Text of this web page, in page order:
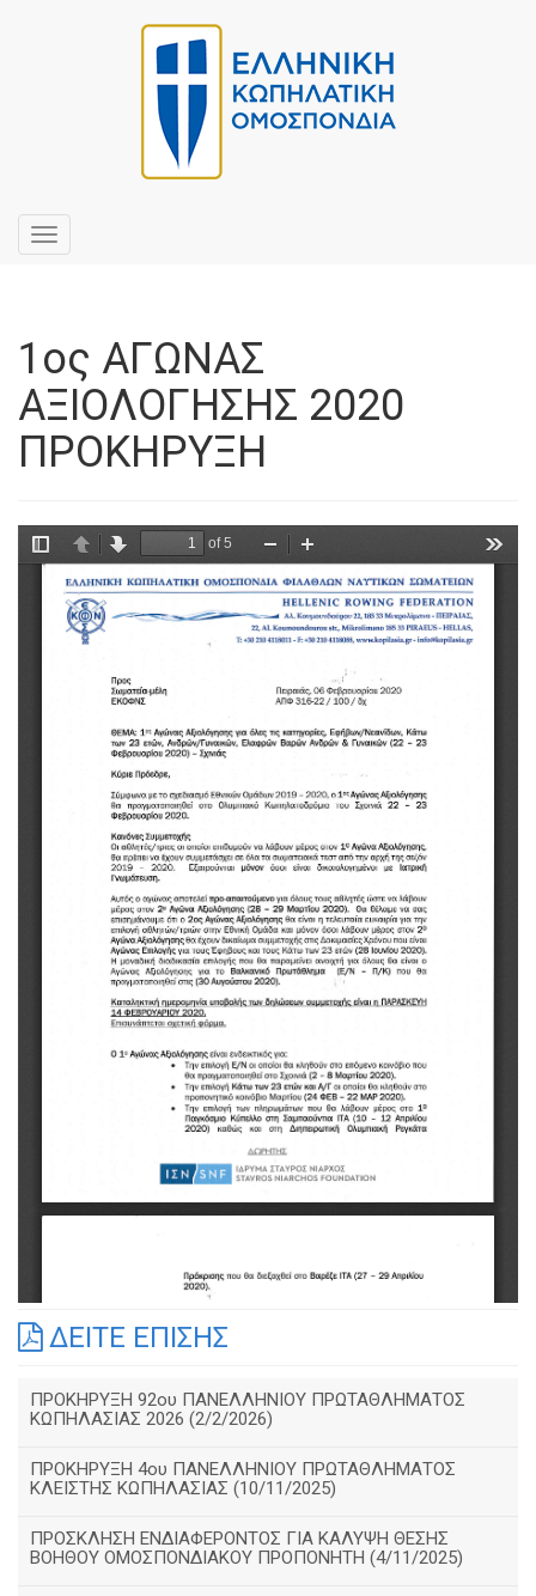
Toggle
navigation
1ος ΑΓΩΝΑΣ
ΑΞΙΟΛΟΓΗΣΗΣ 2020
ΠΡΟΚΗΡΥΞΗ
ΔΕΙΤΕ ΕΠΙΣΗΣ
ΠΡΟΚΗΡΥΞΗ 92ου ΠΑΝΕΛΛΗΝΙΟΥ ΠΡΩΤΑΘΛΗΜΑΤΟΣ
ΚΩΠΗΛΑΣΙΑΣ 2026 (2/2/2026)
ΠΡΟΚΗΡΥΞΗ 4ου ΠΑΝΕΛΛΗΝΙΟΥ ΠΡΩΤΑΘΛΗΜΑΤΟΣ
ΚΛΕΙΣΤΗΣ ΚΩΠΗΛΑΣΙΑΣ (10/11/2025)
ΠΡΟΣΚΛΗΣΗ ΕΝΔΙΑΦΕΡΟΝΤΟΣ ΓΙΑ ΚΑΛΥΨΗ ΘΕΣΗΣ
ΒΟΗΘΟΥ ΟΜΟΣΠΟΝΔΙΑΚΟΥ ΠΡΟΠΟΝΗΤΗ (4/11/2025)